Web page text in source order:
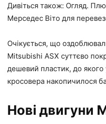
Дивіться також: Огляд.
Мерседес Віто для
Очікується, що
Mitsubishi ASX суттєво
дешевий пластик, до якого
кросовера накопичилося
Нові двигуни